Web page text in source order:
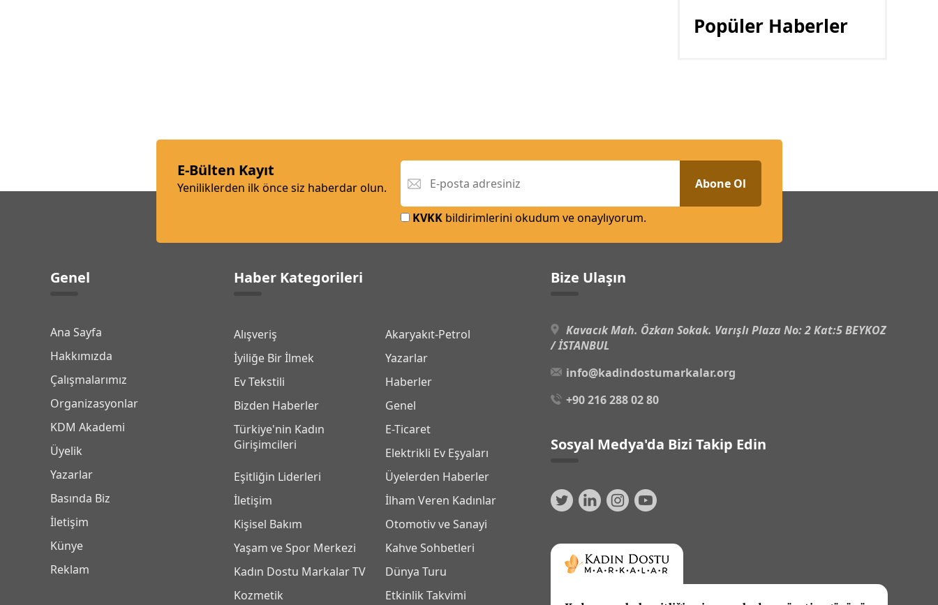
Popüler Haberler
E-Bülten Kayıt
Yeniliklerden ilk önce siz haberdar olun. Abone Ol
KVKKbildirimlerini okudum ve onaylıyorum.
Genel
Ana Sayfa
Hakkımızda
Çalışmalarımız
Organizasyonlar
KDM Akademi
Üyelik
Yazarlar
Basında Biz
İletişim
Künye
Reklam
Haber Kategorileri
Alışveriş
Akaryakıt-Petrol
İyiliğe Bir İlmek
Yazarlar
Ev Tekstili
Haberler
Bizden Haberler
Genel
Türkiye'nin Kadın
Girişimcileri
E-Ticaret
Elektrikli Ev Eşyaları
Eşitliğin Liderleri
Üyelerden Haberler
İletişim
İlham Veren Kadınlar
Kişisel Bakım
Otomotiv ve Sanayi
Yaşam ve Spor Merkezi
Kahve Sohbetleri
Kadın Dostu Markalar TV
Dünya Turu
Kozmetik
Etkinlik Takvimi
Bize Ulaşın
Kavacık Mah. Özkan Sokak. Varışlı Plaza No: 2 Kat:5 BEYKOZ
/ İSTANBUL
info@kadindostumarkalar.org
+90 216 288 02 80
Sosyal Medya'da Bizi Takip Edin